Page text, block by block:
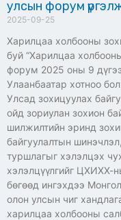
улсын форум
2025-09-25
Харилцаа холбооны
буй “Харилцаа
форум 2025 оны 9
Улаанбаатар хотноо
Улсад зохицуулах
ойд зориулан зохион
шилжилтийн эринд
байгуулалтын
туршлагыг хэлэлцэх
хэлэлцүүлгийг ЦХИХХ-
бөгөөд ингэхдээ
олон улсын чиг
харилцаа холбооны